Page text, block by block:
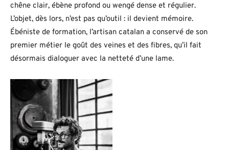
chêne clair, ébène profond ou wengé dense et régulier.
L’objet, dès lors, n’est pas qu’outil : il devient mémoire.
Ébéniste de formation, l’artisan catalan a conservé de son
premier métier le goût des veines et des fibres, qu’il fait
désormais dialoguer avec la netteté d’une lame.